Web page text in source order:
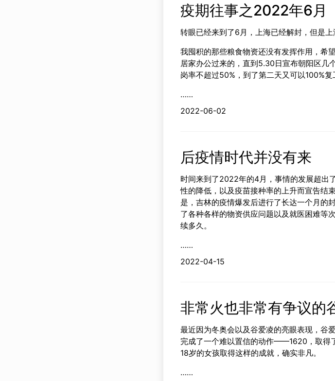
疫期往事之2022年6月
转眼已经来到了6月，上海已经解封，但是
我囤积的那些粮食物资还没有发挥作用，希
居家办公过来的，直到5.30日宣布朝阳区几
岗率不超过50%，到了第二天又可以100%复
……
2022-06-02
后疫情时代并没有来
时间来到了2022年的4月，事情的发展超出
性的降低，以及疫苗接种率的上升而宣告结
是，吉林的疫情爆发后进行了长达一个月的
了各种各样的物资供应问题以及就医困难等
续多久。
……
2022-04-15
非常火也非常有争议的
最近因为冬奥会以及谷爱凌的亮眼表现，谷
完成了一个难以置信的动作——1620，取得
18岁的女孩取得这样的成就，确实非凡。
……